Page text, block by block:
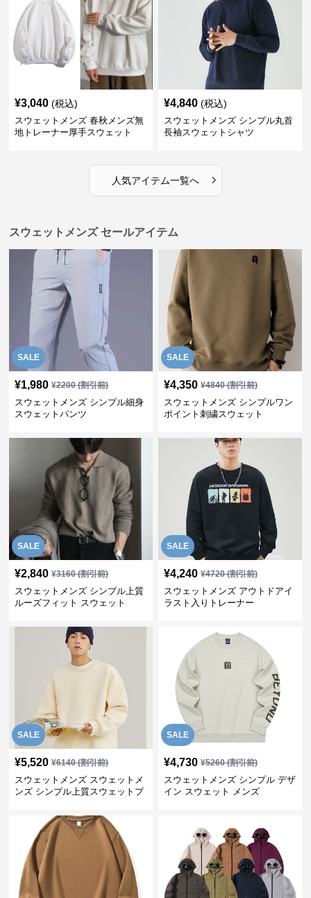
¥3,040 (税込)
スウェットメンズ 春秋メンズ無
地トレーナー厚手スウェット
¥4,840 (税込)
スウェットメンズ シンプル丸首
長袖スウェットシャツ
人気アイテム一覧へ ›
スウェットメンズ セールアイテム
SALE
¥1,980 ¥2200(割引前)
スウェットメンズ シンプル細身
スウェットパンツ
SALE
¥4,350 ¥4840(割引前)
スウェットメンズ シンプルワン
ポイント刺繍スウェット
SALE
¥2,840 ¥3160(割引前)
スウェットメンズ シンプル上質
ルーズフィット スウェット
SALE
¥4,240 ¥4720(割引前)
スウェットメンズ アウトドアイ
ラスト入りトレーナー
SALE
¥5,520 ¥6140(割引前)
スウェットメンズ スウェットメ
ンズ シンプル上質スウェットプ
SALE
¥4,730 ¥5260(割引前)
スウェットメンズ シンプル デザ
イン スウェット メンズ